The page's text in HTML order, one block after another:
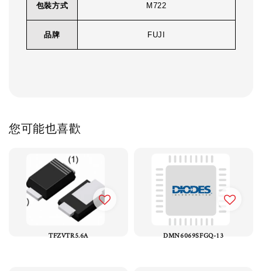
包裝方式 M722
品牌 FUJI
您可能也喜歡
TFZVTR5.6A DMN6069SFGQ-13